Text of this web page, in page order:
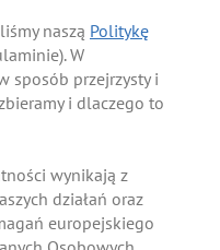
naszą Politykę
W
sposób przejrzysty i
i dlaczego to
wynikają z
działań oraz
europejskiego